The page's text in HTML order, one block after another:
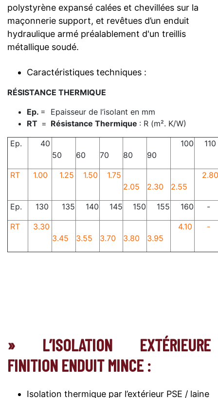
polystyrène expansé calées et chevillées sur la
maçonnerie support, et revêtues d’un enduit
hydraulique armé préalablement d'un treillis
métallique soudé.
Caractéristiques techniques :
RÉSISTANCE THERMIQUE
Ep. = Epaisseur de l’isolant en mm
RT = Résistance Thermique : R (m². K/W)
Ep.
40
50
60 70 80 90
100 110
RT 1.00 1.25 1.50
1.75
2.05
2.30 2.55
2.80
Ep. 130 135 140 145 150 155 160 -
RT
3.30
3.45
3.55 3.70 3.80 3.95
4.10 -
» L’ISOLATION EXTÉRIEURE
FINITION ENDUIT MINCE :
Isolation thermique par l’extérieur PSE / laine